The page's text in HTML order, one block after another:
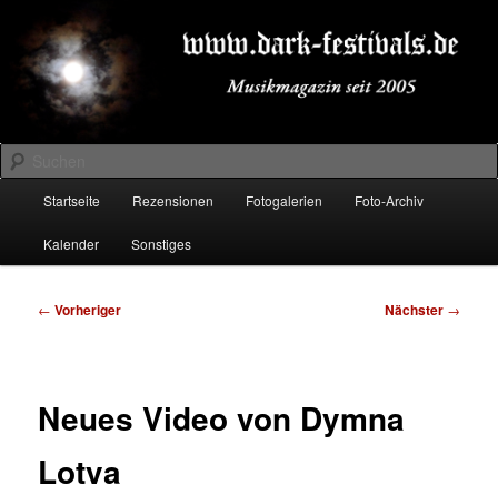
primären
Inhalt
springenDARK-FESTIVALS.DE
Suchen
Startseite Rezensionen Fotogalerien Foto-Archiv
Kalender Sonstiges
Beitragsnavigation
← Vorheriger Nächster →
Neues Video von Dymna
Lotva